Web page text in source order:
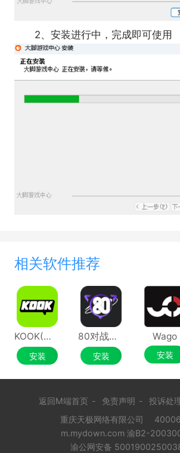
2、安装进行中，完成即可使用
相关软件推荐
KOOK(原开黑啦)
安装
80对战平台
安装
Wago
安装
返回M端首页 - 免责声明 - 投诉处
重庆天极网络有限公司
m.mydown.com 渝B2-
渝公网安备